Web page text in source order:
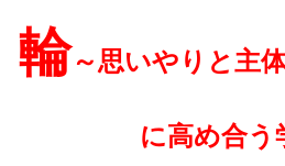
輪 ～思いやりと主
に高め合う